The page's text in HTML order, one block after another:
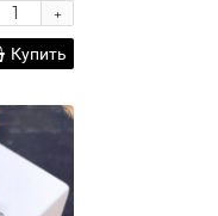
+
Купить